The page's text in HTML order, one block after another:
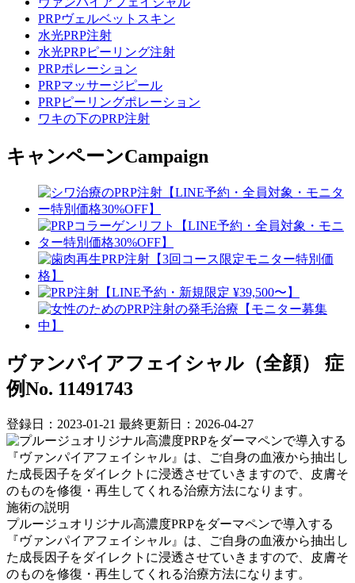
PRPヴェルベットスキン
水光PRP注射
水光PRPピーリング注射
PRPポレーション
PRPマッサージピール
PRPピーリングポレーション
ワキの下のPRP注射
キャンペーンCampaign
ヴァンパイアフェイシャル（全顔）
症
例No. 11491743
登録日：2023-01-21 最終更新日：2026-04-27
施術の説明
プルージュオリジナル高濃度PRPをダーマペンで導入する
『ヴァンパイアフェイシャル』は、ご自身の血液から抽出し
た成長因子をダイレクトに浸透させていきますので、皮膚そ
のものを修復・再生してくれる治療方法になります。